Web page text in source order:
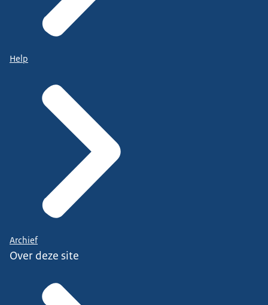
Help
Archief
Over deze site